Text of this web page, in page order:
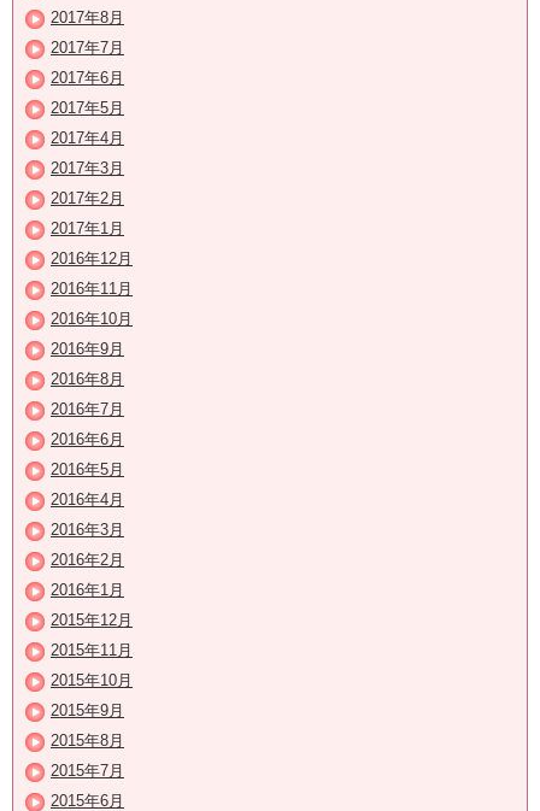
2017年8月
2017年7月
2017年6月
2017年5月
2017年4月
2017年3月
2017年2月
2017年1月
2016年12月
2016年11月
2016年10月
2016年9月
2016年8月
2016年7月
2016年6月
2016年5月
2016年4月
2016年3月
2016年2月
2016年1月
2015年12月
2015年11月
2015年10月
2015年9月
2015年8月
2015年7月
2015年6月